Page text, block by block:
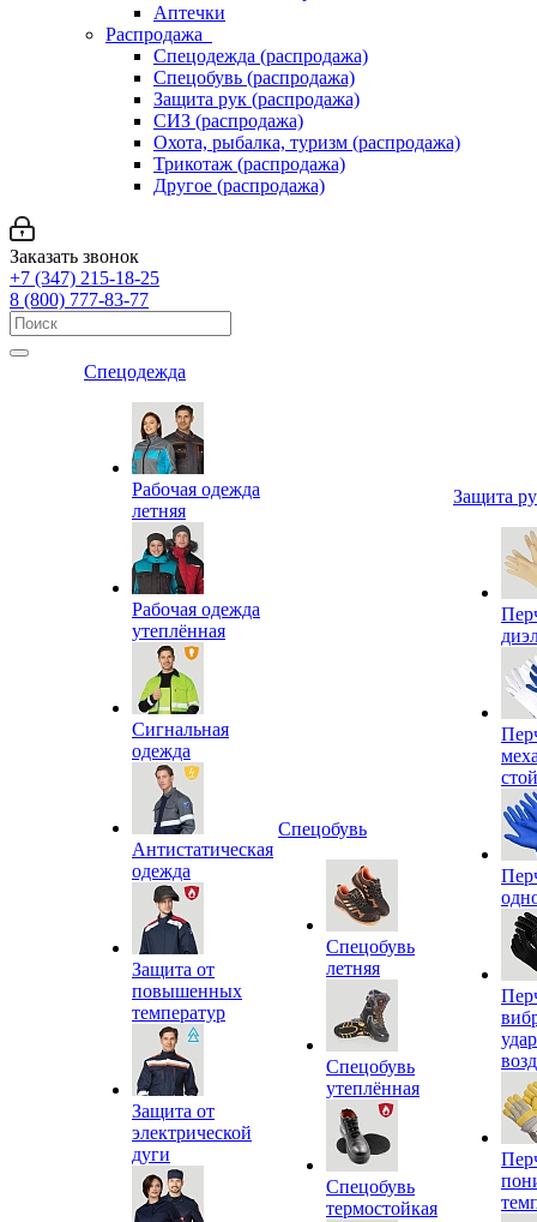
Аптечки
Распродажа
Спецодежда (распродажа)
Спецобувь (распродажа)
Защита рук (распродажа)
СИЗ (распродажа)
Охота, рыбалка, туризм (распродажа)
Трикотаж (распродажа)
Другое (распродажа)
Заказать звонок
+7 (347) 215-18-25
8 (800) 777-83-77
Спецодежда
Рабочая одежда
летняя
Рабочая одежда
утеплённая
Сигнальная
одежда
Антистатическая
одежда
Защита от
повышенных
температур
Защита от
электрической
дуги
Спецобувь
Спецобувь
летняя
Спецобувь
утеплённая
Спецобувь
термостойкая
Защита